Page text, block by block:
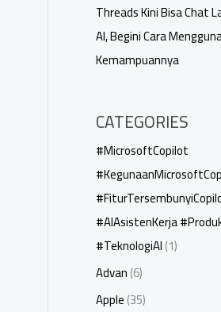
Threads Kini Bisa Chat
AI, Begini Cara
Kemampuannya
CATEGORIES
#MicrosoftCopilot
#AIAsistenKerja
#TeknologiAI(1)
Advan(6)
Apple(35)